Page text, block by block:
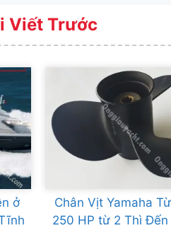
Viết Trước
ở
Chân Vịt Yamaha
250 HP từ 2 Thì